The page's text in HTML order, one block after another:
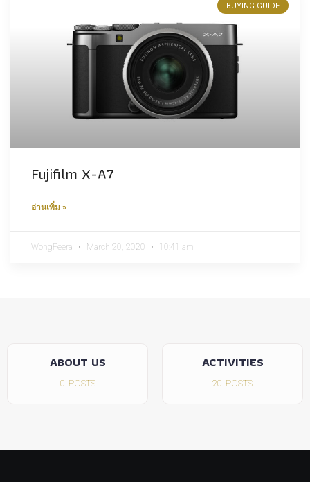
BUYING GUIDE
Fujifilm X-A7
อ่านเพิ่ม »
WongPeera March 20, 2020 10:41 am
ABOUT US
0 POSTS
ACTIVITIES
20 POSTS